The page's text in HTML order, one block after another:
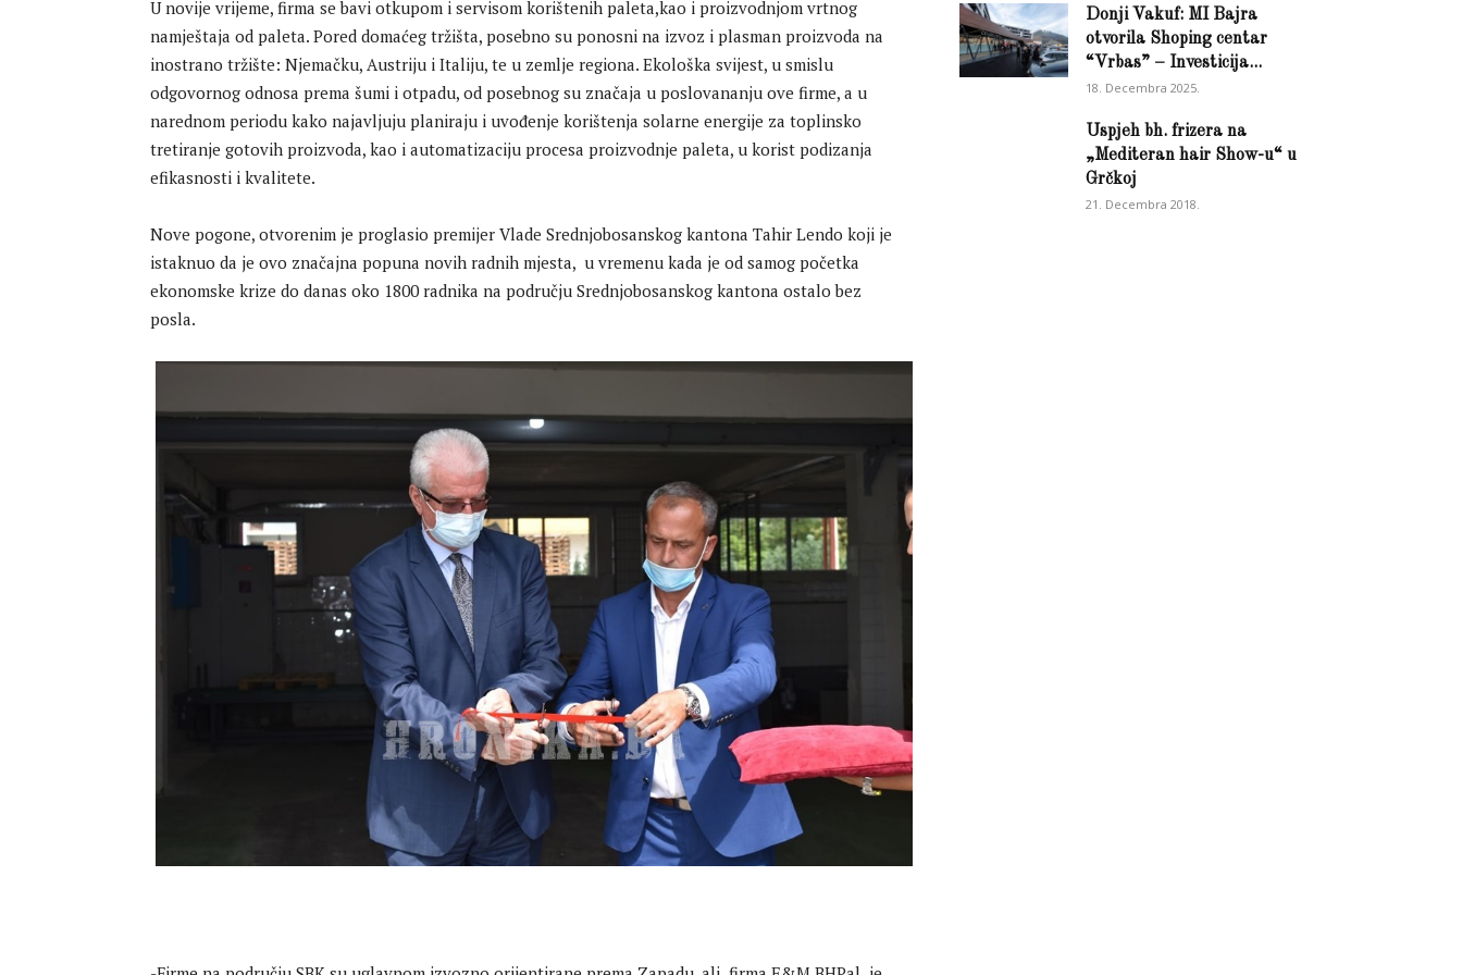
U novije vrijeme, firma se bavi otkupom i servisom korištenih paleta,kao i proizvodnjom vrtnog
namještaja od paleta. Pored domaćeg tržišta, posebno su ponosni na izvoz i plasman proizvoda na
inostrano tržište: Njemačku, Austriju i Italiju, te u zemlje regiona. Ekološka svijest, u smislu
odgovornog odnosa prema šumi i otpadu, od posebnog su značaja u poslovananju ove firme, a u
narednom periodu kako najavljuju planiraju i uvođenje korištenja solarne energije za toplinsko
tretiranje gotovih proizvoda, kao i automatizaciju procesa proizvodnje paleta, u korist podizanja
efikasnosti i kvalitete.
Nove pogone, otvorenim je proglasio premijer Vlade Srednjobosanskog kantona Tahir Lendo koji je
istaknuo da je ovo značajna popuna novih radnih mjesta, u vremenu kada je od samog početka
ekonomske krize do danas oko 1800 radnika na području Srednjobosanskog kantona ostalo bez
posla.
Donji Vakuf: MI Bajra
otvorila Shoping centar
“Vrbas” – Investicija...
18. Decembra 2025.
Uspjeh bh. frizera na
„Mediteran hair Show-u“ u
Grčkoj
21. Decembra 2018.